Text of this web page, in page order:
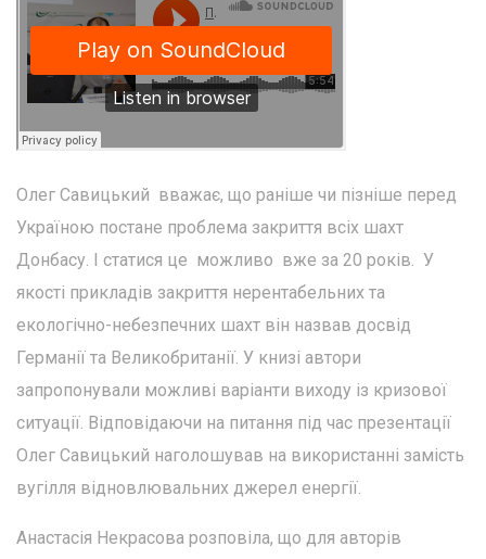
Олег Савицький вважає, що раніше чи пізніше перед
Україною постане проблема закриття всіх шахт
Донбасу. І статися це можливо вже за 20 років. У
якості прикладів закриття нерентабельних та
екологічно-небезпечних шахт він назвав досвід
Германії та Великобританії. У книзі автори
запропонували можливі варіанти виходу із кризової
ситуації. Відповідаючи на питання під час презентації
Олег Савицький наголошував на використанні замість
вугілля відновлювальних джерел енергії.
Анастасія Некрасова розповіла, що для авторів